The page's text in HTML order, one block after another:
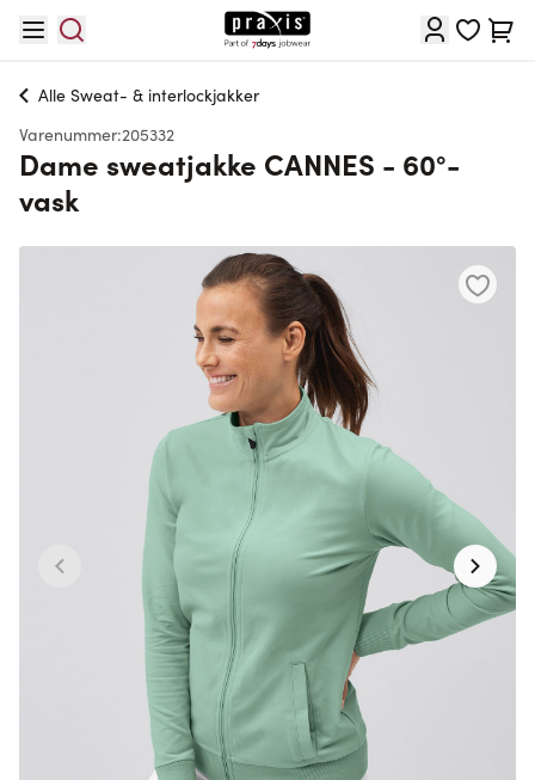
Cart
Alle Sweat- & interlockjakker
Varenummer:205332
Dame sweatjakke CANNES - 60°-
vask